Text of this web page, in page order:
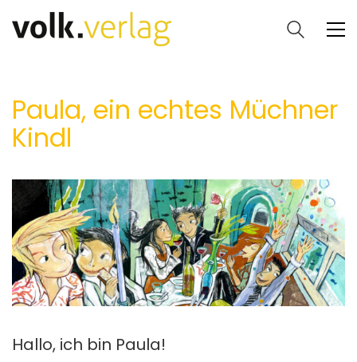
Paula, ein echtes Müchner
Kindl
Hallo, ich bin Paula!